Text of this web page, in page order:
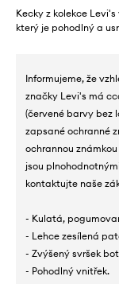
Kecky z kolekce
který je pohodlný a
Informujeme, že
značky Levi's má
(červené barvy bez
zapsané ochranné
ochrannou
jsou
kontaktujte naše
- Kulatá,
- Lehce zesílená
- Zvýšený svršek
- Pohodlný vnitřek.